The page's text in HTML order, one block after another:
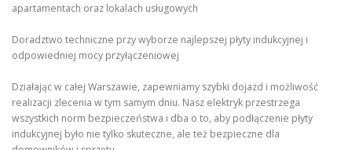
apartamentach oraz lokalach usługowych
Doradztwo techniczne przy wyborze najlepszej płyty indukcyjnej i
odpowiedniej mocy przyłączeniowej
Działając w całej Warszawie, zapewniamy szybki dojazd i możliwość
realizacji zlecenia w tym samym dniu. Nasz elektryk przestrzega
wszystkich norm bezpieczeństwa i dba o to, aby podłączenie płyty
indukcyjnej było nie tylko skuteczne, ale też bezpieczne dla